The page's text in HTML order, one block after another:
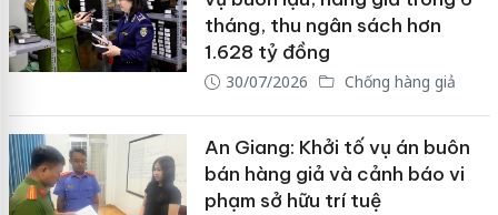
tháng, thu ngân sách hơn
1.628 tỷ đồng
30/07/2026 Chống hàng giả
An Giang: Khởi tố vụ án buôn
bán hàng giả và cảnh báo vi
phạm sở hữu trí tuệ